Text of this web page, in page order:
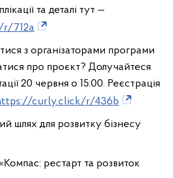
та деталі тут —
712a
з організаторами програми
про проєкт? Долучайтеся
20 червня о 15:00. Реєстрація
curly.click/r/436b
шлях для розвитку бізнесу
рестарт та розвиток